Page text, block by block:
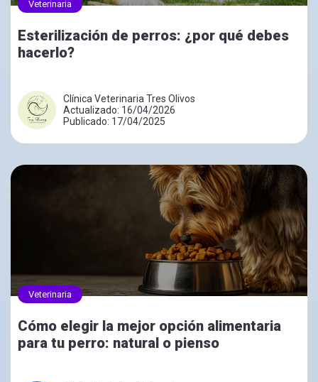
Veterinaria
Esterilización de perros: ¿por qué debes
hacerlo?
Clínica Veterinaria Tres Olivos
Actualizado: 16/04/2026
Publicado: 17/04/2025
Veterinaria
Cómo elegir la mejor opción alimentaria
para tu perro: natural o pienso